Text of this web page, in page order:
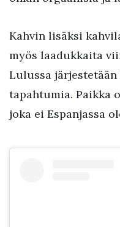
Kahvin lisäksi
myös laadukkaita
Lulussa
tapahtumia. Paikka
joka ei Espanjassa